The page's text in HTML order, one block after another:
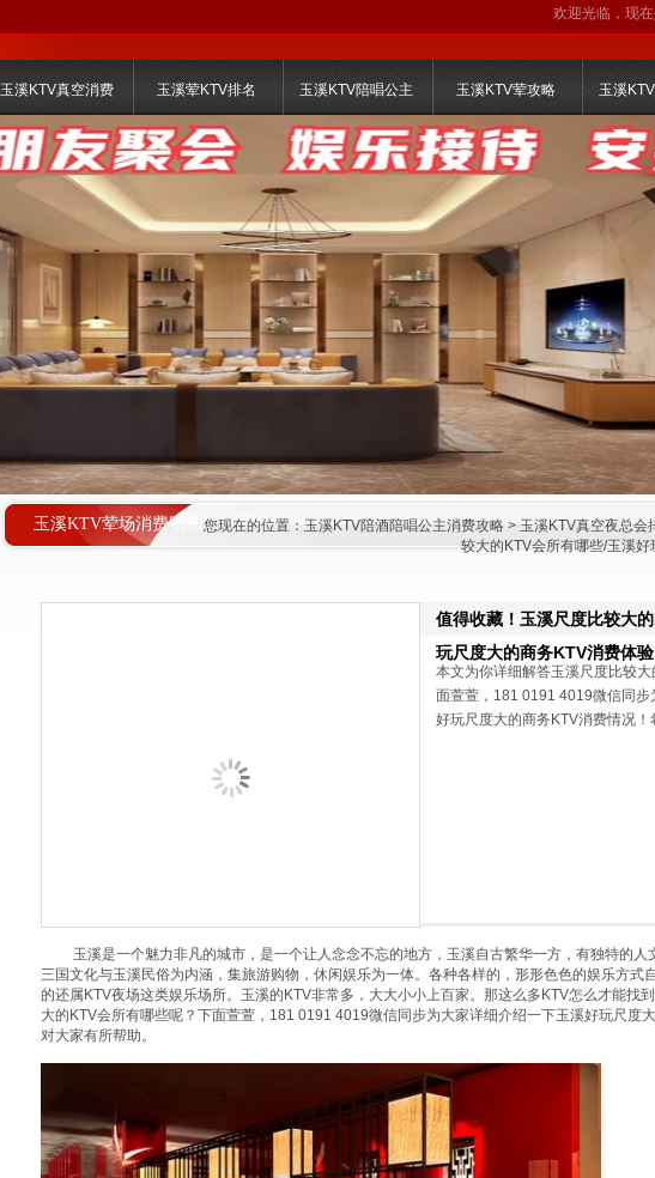
欢迎光临，现
玉溪KTV真空消费 玉溪荤KTV排名 玉溪KTV陪唱公主 玉溪KTV荤攻略 玉溪
玉溪KTV荤场消费明细 您现在的位置： 玉溪KTV陪酒陪唱公主消费攻略 > 玉溪KTV真空夜总会
较大的KTV会所有哪些/玉溪
值得收藏！玉溪尺度比较大
玩尺度大的商务KTV消费体验
本文为你详细解答玉溪尺度比较
面萱萱，181 0191 4019微信同步
好玩尺度大的商务KTV消费情况！
玉溪是一个魅力非凡的城市，是一个让人念念不忘的地方，玉溪自古繁华一方，有独特的人
三国文化与玉溪民俗为内涵，集旅游购物，休闲娱乐为一体。各种各样的，形形色色的娱乐方式
的还属KTV夜场这类娱乐场所。玉溪的KTV非常多，大大小小上百家。那这么多KTV怎么才能找
大的KTV会所有哪些呢？下面萱萱，181 0191 4019微信同步为大家详细介绍一下玉溪好玩尺度
对大家有所帮助。